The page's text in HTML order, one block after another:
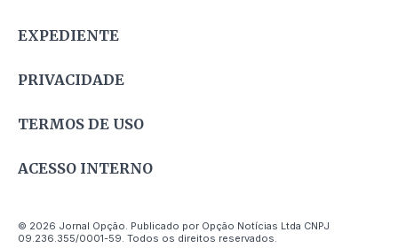
EXPEDIENTE
PRIVACIDADE
TERMOS DE USO
ACESSO INTERNO
© 2026 Jornal Opção. Publicado por Opção Notícias Ltda CNPJ
09.236.355/0001-59. Todos os direitos reservados.